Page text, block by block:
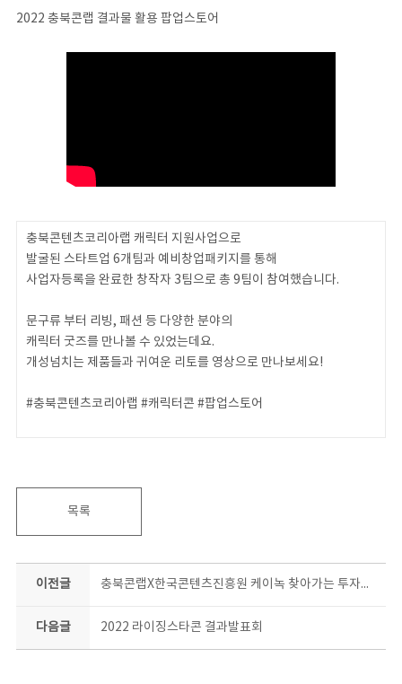
2022 충북콘랩 결과물 활용 팝업스토어
충북콘텐츠코리아랩 캐릭터 지원사업으로
발굴된 스타트업 6개팀과 예비창업패키지를 통해
사업자등록을 완료한 창작자 3팀으로 총 9팀이 참여했습니다.
문구류 부터 리빙, 패션 등 다양한 분야의
캐릭터 굿즈를 만나볼 수 있었는데요.
개성넘치는 제품들과 귀여운 리토를 영상으로 만나보세요!
#충북콘텐츠코리아랩 #캐릭터콘 #팝업스토어
목록
이전글 충북콘랩X한국콘텐츠진흥원 케이녹 찾아가는 투자유치 상담회
다음글 2022 라이징스타콘 결과발표회